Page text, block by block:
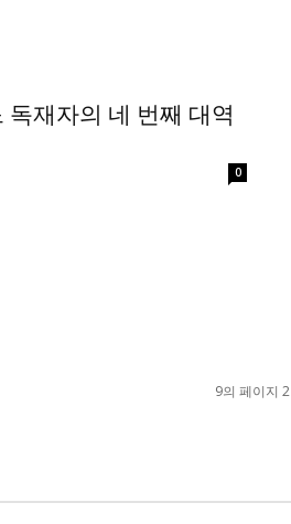
독재자의 네 번째 대역
0
9의 페이지 2